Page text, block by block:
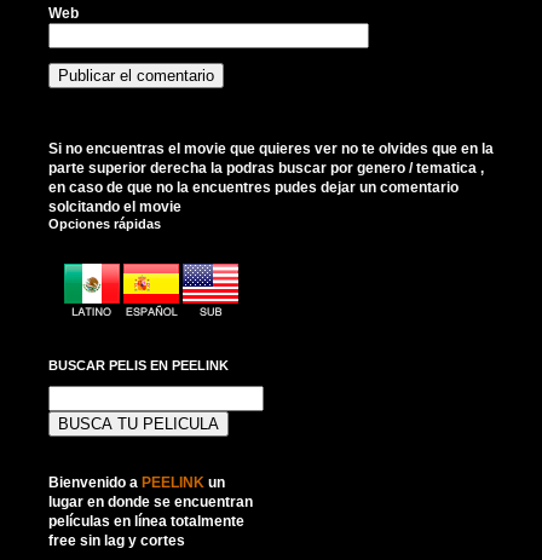
Web
Si no encuentras el movie que quieres ver no te olvides que en la
parte superior derecha la podras buscar por genero / tematica ,
en caso de que no la encuentres pudes dejar un comentario
solcitando el movie
Opciones rápidas
BUSCAR PELIS EN PEELINK
Bienvenido a PEELINK un
lugar en donde se encuentran
películas en línea totalmente
free sin lag y cortes